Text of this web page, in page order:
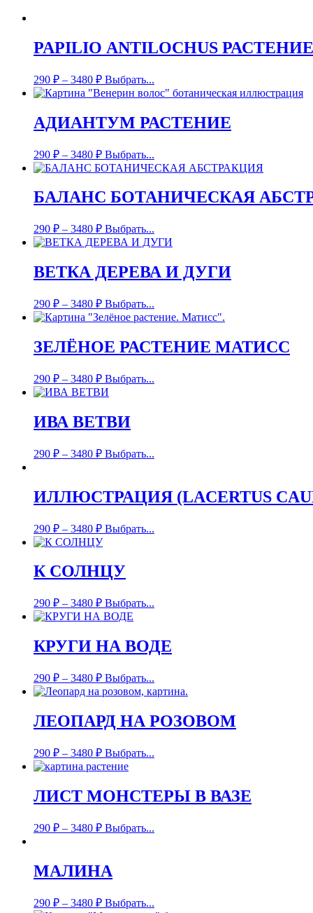
PAPILIO ANTILOCHUS РАСТЕНИЕ
290 ₽ – 3480 ₽ Выбрать...
АДИАНТУМ РАСТЕНИЕ
290 ₽ – 3480 ₽ Выбрать...
БАЛАНС БОТАНИЧЕСКАЯ
290 ₽ – 3480 ₽ Выбрать...
ВЕТКА ДЕРЕВА И ДУГИ
290 ₽ – 3480 ₽ Выбрать...
ЗЕЛЁНОЕ РАСТЕНИЕ МАТИСС
290 ₽ – 3480 ₽ Выбрать...
ИВА ВЕТВИ
290 ₽ – 3480 ₽ Выбрать...
ИЛЛЮСТРАЦИЯ (LACERTUS
290 ₽ – 3480 ₽ Выбрать...
К СОЛНЦУ
290 ₽ – 3480 ₽ Выбрать...
КРУГИ НА ВОДЕ
290 ₽ – 3480 ₽ Выбрать...
ЛЕОПАРД НА РОЗОВОМ
290 ₽ – 3480 ₽ Выбрать...
ЛИСТ МОНСТЕРЫ В ВАЗЕ
290 ₽ – 3480 ₽ Выбрать...
МАЛИНА
290 ₽ – 3480 ₽ Выбрать...